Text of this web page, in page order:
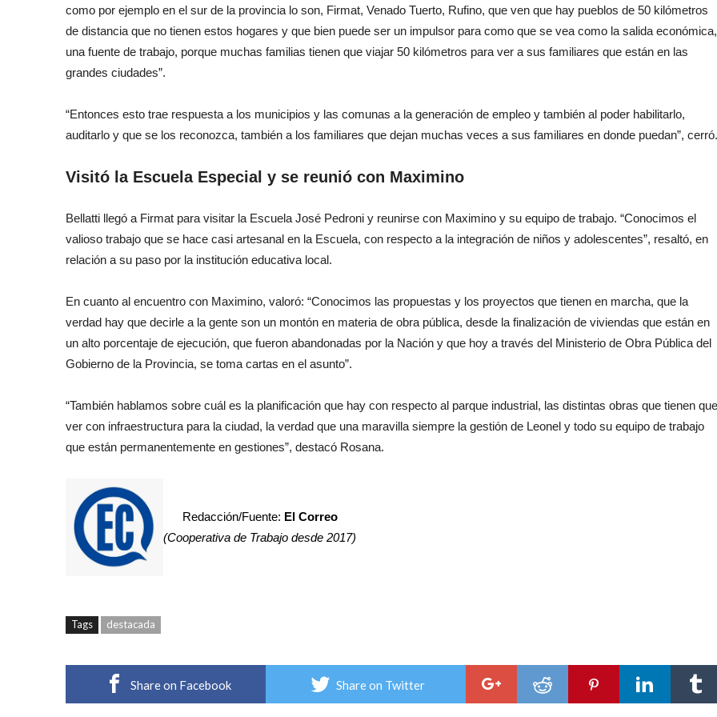
como por ejemplo en el sur de la provincia lo son, Firmat, Venado Tuerto, Rufino, que ven que hay pueblos de 50 kilómetros
de distancia que no tienen estos hogares y que bien puede ser un impulsor para como que se vea como la salida económica,
una fuente de trabajo, porque muchas familias tienen que viajar 50 kilómetros para ver a sus familiares que están en las
grandes ciudades”.
“Entonces esto trae respuesta a los municipios y las comunas a la generación de empleo y también al poder habilitarlo,
auditarlo y que se los reconozca, también a los familiares que dejan muchas veces a sus familiares en donde puedan”, cerró.
Visitó la Escuela Especial y se reunió con Maximino
Bellatti llegó a Firmat para visitar la Escuela José Pedroni y reunirse con Maximino y su equipo de trabajo. “Conocimos el
valioso trabajo que se hace casi artesanal en la Escuela, con respecto a la integración de niños y adolescentes”, resaltó, en
relación a su paso por la institución educativa local.
En cuanto al encuentro con Maximino, valoró: “Conocimos las propuestas y los proyectos que tienen en marcha, que la
verdad hay que decirle a la gente son un montón en materia de obra pública, desde la finalización de viviendas que están en
un alto porcentaje de ejecución, que fueron abandonadas por la Nación y que hoy a través del Ministerio de Obra Pública del
Gobierno de la Provincia, se toma cartas en el asunto”.
“También hablamos sobre cuál es la planificación que hay con respecto al parque industrial, las distintas obras que tienen que
ver con infraestructura para la ciudad, la verdad que una maravilla siempre la gestión de Leonel y todo su equipo de trabajo
que están permanentemente en gestiones”, destacó Rosana.
Redacción/Fuente: El Correo
(Cooperativa de Trabajo desde 2017)
Tags destacada
Share on Facebook Share on Twitter